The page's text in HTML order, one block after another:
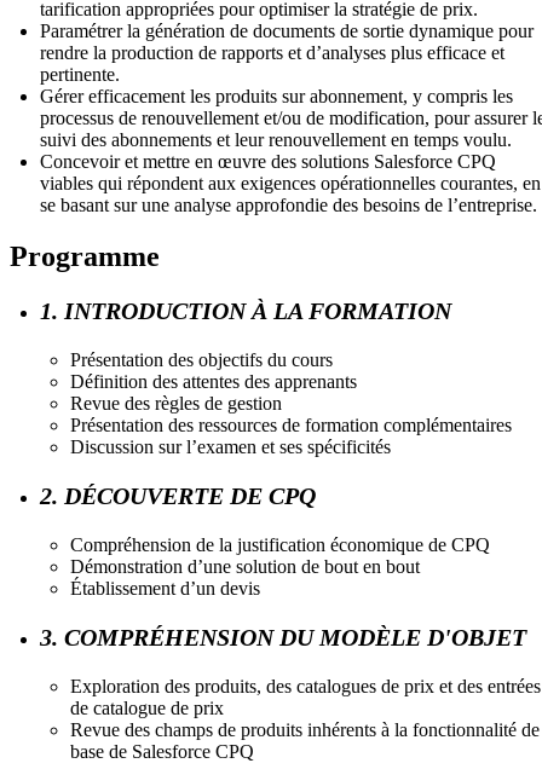
tarification appropriées pour optimiser la stratégie de prix.
Paramétrer la génération de documents de sortie dynamique pour
rendre la production de rapports et d’analyses plus efficace et
pertinente.
Gérer efficacement les produits sur abonnement, y compris les
processus de renouvellement et/ou de modification, pour assurer
suivi des abonnements et leur renouvellement en temps voulu.
Concevoir et mettre en œuvre des solutions Salesforce CPQ
viables qui répondent aux exigences opérationnelles courantes, en
se basant sur une analyse approfondie des besoins de l’entreprise.
Programme
1. INTRODUCTION À LA FORMATION
Présentation des objectifs du cours
Définition des attentes des apprenants
Revue des règles de gestion
Présentation des ressources de formation complémentaires
Discussion sur l’examen et ses spécificités
2. DÉCOUVERTE DE CPQ
Compréhension de la justification économique de CPQ
Démonstration d’une solution de bout en bout
Établissement d’un devis
3. COMPRÉHENSION DU MODÈLE D'OBJET
Exploration des produits, des catalogues de prix et des entrées
de catalogue de prix
Revue des champs de produits inhérents à la fonctionnalité de
base de Salesforce CPQ